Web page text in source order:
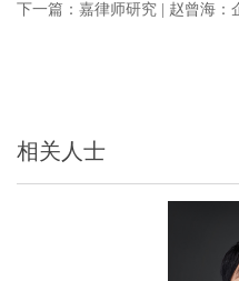
相关人士